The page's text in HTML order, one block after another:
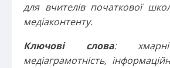
для вчителів початкової
медіаконтенту.
Ключові слова: хмарні
медіаграмотність,